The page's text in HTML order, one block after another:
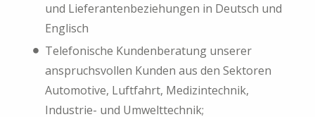
und Lieferantenbeziehungen in Deutsch und
Englisch
Telefonische Kundenberatung unserer
anspruchsvollen Kunden aus den Sektoren
Automotive, Luftfahrt, Medizintechnik,
Industrie- und Umwelttechnik;